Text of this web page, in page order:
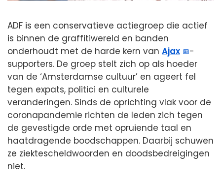
ADF is een conservatieve actiegroep die actief
is binnen de graffitiwereld en banden
onderhoudt met de harde kern van Ajax
-
supporters. De groep stelt zich op als hoeder
van de ‘Amsterdamse cultuur’ en ageert fel
tegen expats, politici en culturele
veranderingen. Sinds de oprichting vlak voor de
coronapandemie richten de leden zich tegen
de gevestigde orde met opruiende taal en
haatdragende boodschappen. Daarbij schuwen
ze ziektescheldwoorden en doodsbedreigingen
niet.